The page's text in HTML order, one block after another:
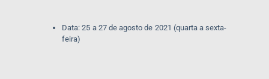
Data: 25 a 27 de agosto de 2021 (quarta a sexta-
feira)